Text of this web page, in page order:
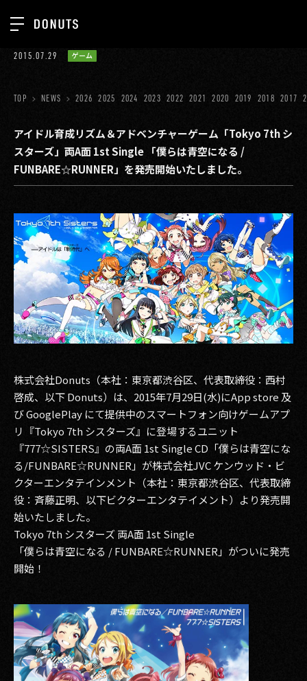
ジョブカン
ゲーム
ミクチャ
医療(CLIUS)
出版メディア
美少女図鑑
イベント
タテドラ
その他事業
2026
2025
2024
2023
2022
2020
2018
2017
2016
TOP
ABOUT
SERVICES
GROUP
RECRUIT
CONTACT
PRIVACY POLICY
2015.07.29 ゲーム
TOP NEWS 2026 2025 2024 2023 2022 2021 2020 2019 2018 2017
アイドル育成リズム＆アドベンチャーゲーム「Tokyo 7th シ
スターズ」両A面 1st Single 「僕らは青空になる /
FUNBARE☆RUNNER」を発売開始いたしました。
株式会社Donuts（本社：東京都渋谷区、代表取締役：西村
啓成、以下 Donuts）は、2015年7月29日(水)にApp store 及
び GooglePlay にて提供中のスマートフォン向けゲームアプ
リ『Tokyo 7th シスターズ』に登場するユニット
『777☆SISTERS』の両A面 1st Single CD「僕らは青空にな
る/FUNBARE☆RUNNER」が株式会社JVC ケンウッド・ビ
クターエンタテインメント（本社：東京都渋谷区、代表取締
役：斉藤正明、以下ビクターエンタテイメント）より発売開
始いたしました。
Tokyo 7th シスターズ 両A面 1st Single
「僕らは青空になる / FUNBARE☆RUNNER」がついに発売
開始！